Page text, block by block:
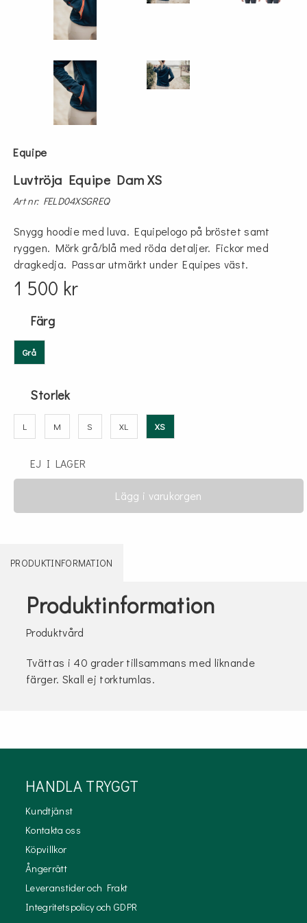
Equipe
Luvtröja Equipe Dam XS
Art nr: FELD04XSGREQ
Snygg hoodie med luva. Equipelogo på bröstet samt
ryggen. Mörk grå/blå med röda detaljer. Fickor med
dragkedja. Passar utmärkt under Equipes väst.
1 500 kr
Färg
Grå
Storlek
L M S XL XS
EJ I LAGER
Lägg i varukorgen
PRODUKTINFORMATION
Produktinformation
Produktvård
Tvättas i 40 grader tillsammans med liknande
färger. Skall ej torktumlas.
HANDLA TRYGGT
Kundtjänst
Kontakta oss
Köpvillkor
Ångerrätt
Leveranstider och Frakt
Integritetspolicy och GDPR